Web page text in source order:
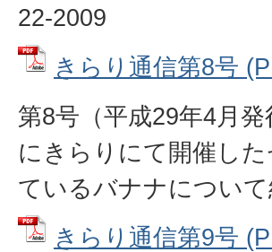
22-2009
きらり通信第8号
第8号（平成29年4月
にきらりにて開催し
ているバナナについ
きらり通信第9号